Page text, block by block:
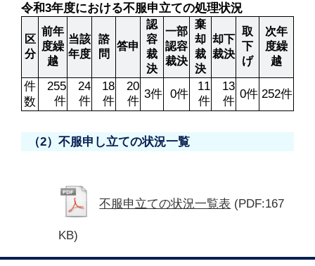
令和3年度における不服申立ての処理状況
区
分
前年
度繰
越
当該
年度
諮
問
答申
認
容
裁
決
一部
認容
裁決
棄
却
裁
決
却下
裁決
取
下
げ
次年
度繰
越
件
数
255
件
24
件
18
件
20
件
3件 0件
11
件
13
件
0件 252件
（2）不服申し立ての状況一覧
不服申立ての状況一覧表 (PDF:167
KB)